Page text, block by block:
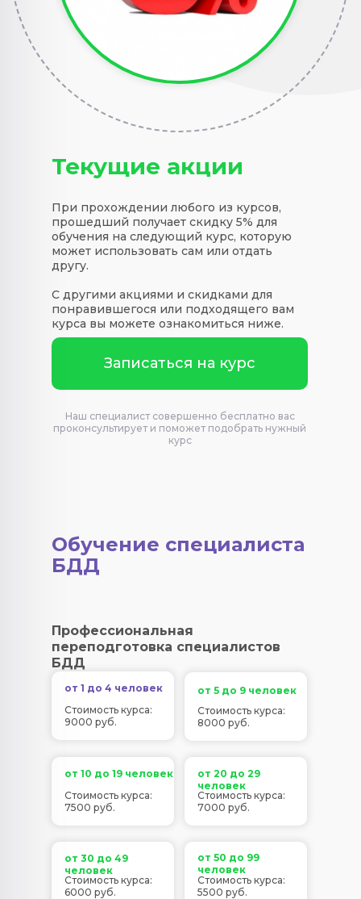
При прохождении любого из курсов,
прошедший получает скидку 5% для
обучения на следующий курс, которую
может использовать сам или отдать
другу.
С другими акциями и скидками для
понравившегося или подходящего вам
курса вы можете ознакомиться ниже.
Наш специалист совершенно бесплатно вас
проконсультирует и поможет подобрать нужный
курс
Записаться на курс
Текущие акции
Обучение специалиста
БДД
Профессиональная
переподготовка специалистов
БДД
от 1 до 4 человек
Стоимость курса:
9000 руб.
от 5 до 9 человек
от 10 до 19 человек
от 20 до 29
человек
от 30 до 49
человек
от 50 до 99
человек
Стоимость курса:
8000 руб.
Стоимость курса:
7500 руб.
Стоимость курса:
7000 руб.
Стоимость курса:
6000 руб.
Стоимость курса:
5500 руб.